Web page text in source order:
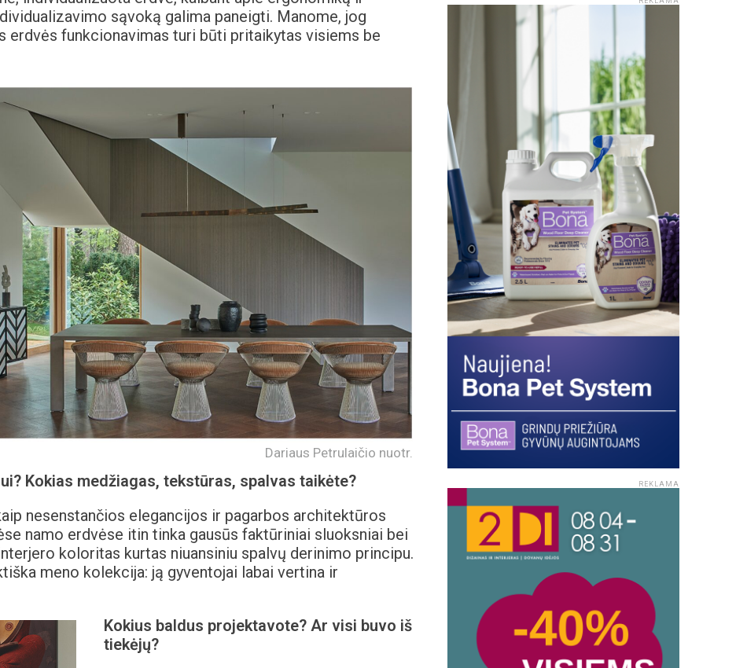
sąvoką galima paneigti. Manome, jog
erdvės funkcionavimas turi būti pritaikytas visiems be
Dariaus Petrulaičio nuotr.
Kokias medžiagas, tekstūras, spalvas taikėte?
nesenstančios elegancijos ir pagarbos architektūros
namo erdvėse itin tinka gausūs faktūriniai sluoksniai bei
koloritas kurtas niuansiniu spalvų derinimo principu.
meno kolekcija: ją gyventojai labai vertina ir
Kokius baldus projektavote? Ar visi buvo iš
tiekėjų?
REKLAMA